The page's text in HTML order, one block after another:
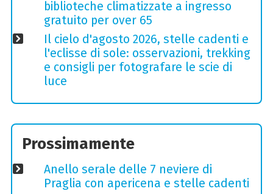
biblioteche climatizzate a ingresso
gratuito per over 65
Il cielo d'agosto 2026, stelle cadenti e
l'eclisse di sole: osservazioni, trekking
e consigli per fotografare le scie di
luce
Prossimamente
Anello serale delle 7 neviere di
Praglia con apericena e stelle cadenti